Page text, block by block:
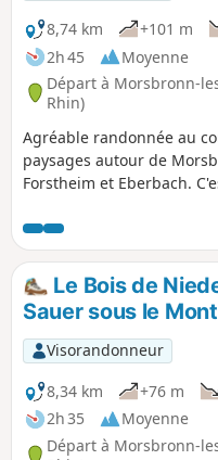
8,74 km
+101 m
2h 45
Moyenne
Départ à Morsbronn-
Rhin)
Agréable randonnée au
paysages autour de
Forstheim et Eberbach.
Le Bois de
Sauer sous le
Visorandonneur
8,34 km
+76 m
2h 35
Moyenne
Départ à Morsbronn-